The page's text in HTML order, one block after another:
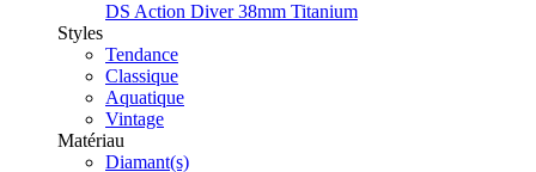
DS Action Diver 38mm Titanium
Styles
Tendance
Classique
Aquatique
Vintage
Matériau
Diamant(s)